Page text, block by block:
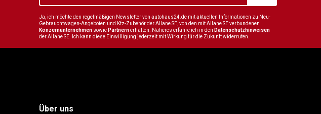
Ja, ich möchte den regelmäßigen Newsletter von autohaus24.de mit aktuellen Informationen zu Neu-
Gebrauchtwagen-Angeboten und Kfz-Zubehör der Allane SE, von den mit Allane SE verbundenen
Konzernunternehmen sowie Partnernerhalten. Näheres erfahre ich in den Datenschutzhinweisen
der Allane SE. Ich kann diese Einwilligung jederzeit mit Wirkung für die Zukunft widerrufen.
Über uns